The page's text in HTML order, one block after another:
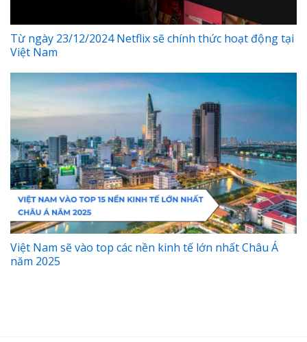
Từ ngày 23/12/2024 Netflix sẽ chính thức hoạt động tại
Việt Nam
Việt Nam sẽ vào top các nền kinh tế lớn nhất Châu Á
năm 2025